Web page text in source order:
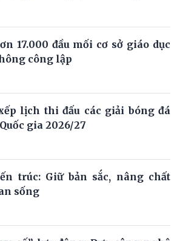
17.000 đầu mối cơ sở giáo dục
công lập
lịch thi đấu các giải bóng đá
gia 2026/27
trúc: Giữ bản sắc, nâng chất
sống